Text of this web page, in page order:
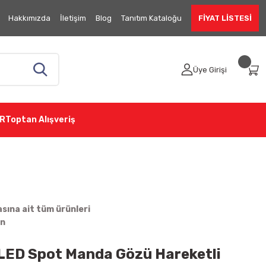
Hakkımızda İletişim Blog Tanıtım Kataloğu FİYAT LİSTESİ
Üye Girişi
Toptan Alışveriş
ait tüm ürünleri
LED Spot Manda Gözü Hareketli